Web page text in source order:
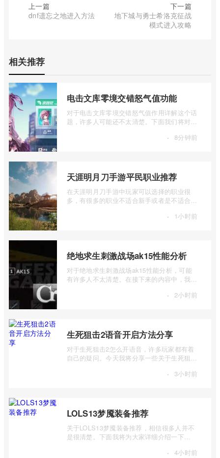
上一篇
dnf遗忘之地进入方法
下一篇
地下城与勇士希洛克征战
模式进入攻略
相关推荐
电击文库零境交错怒气值功能
对于电击文库零境交错怒气值作用详解这个话
题，许多人可能还不太清楚。下面我们将对电
· 8分钟前
天涯明月刀手游平民职业推荐
在天涯明月刀手游中玩家可以选择的职业很
多，有很多的职业不适合新手或者是不适合平
· 1小时前
绝地求生刺激战场ak15性能分析
对于绝地求生刺激战场ak15性能分析，可能
有许多人不太清楚。在接下来的内容中，我将
· 2小时前
生死狙击2语音开启方法分享
对于生死狙击2怎么开语音，许多玩家都有着
自己的疑问。今天我将分享一些关于生死狙击
· 3小时前
LOLS13梦魇装备推荐
关于LOLS13梦魇装备推荐，相信很多人并不
是很清楚。下面我将为大家详细介绍一下
· 4小时前